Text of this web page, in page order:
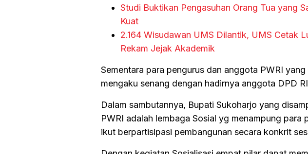
Studi Buktikan Pengasuhan Orang Tua yang
Kuat
2.164 Wisudawan UMS Dilantik, UMS Cetak
Rekam Jejak Akademik
Sementara para pengurus dan anggota PWRI
mengaku senang dengan hadirnya anggota DPD
Dalam sambutannya, Bupati Sukoharjo yang
PWRI adalah lembaga Sosial yg menampung
ikut berpartisipasi pembangunan secara konkrit